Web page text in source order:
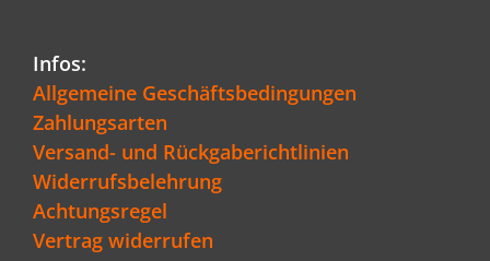
Infos:
Allgemeine Geschäftsbedingungen
Zahlungsarten
Versand- und Rückgaberichtlinien
Widerrufsbelehrung
Achtungsregel
Vertrag widerrufen